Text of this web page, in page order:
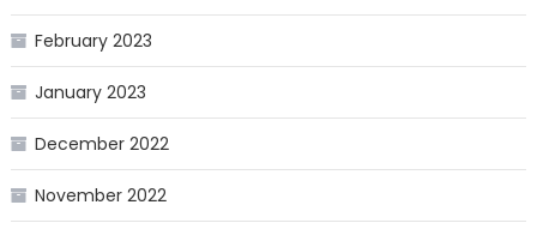
February 2023
January 2023
December 2022
November 2022